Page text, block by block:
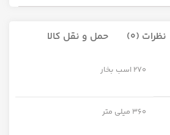
نظرات (0) حمل و نقل کالا
270 اسب بخار
360 میلی متر